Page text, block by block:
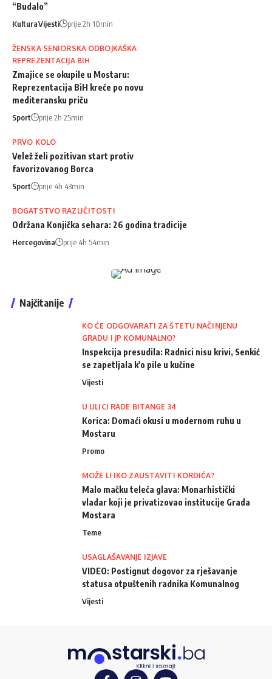
“Budalo”
KulturaVijesti prije 2h 10min
ŽENSKA SENIORSKA ODBOJKAŠKA
REPREZENTACIJA BIH
Zmajice se okupile u Mostaru:
Reprezentacija BiH kreće po novu
mediteransku priču
Sport prije 2h 25min
PRVO KOLO
Velež želi pozitivan start protiv
favorizovanog Borca
Sport prije 4h 43min
BOGATSTVO RAZLIČITOSTI
Održana Konjička sehara: 26 godina tradicije
Hercegovina prije 4h 54min
Najčitanije
KO ĆE ODGOVARATI ZA ŠTETU NAČINJENU
GRADU I JP KOMUNALNO?
Inspekcija presudila: Radnici nisu krivi, Senkić
se zapetljala k'o pile u kučine
Vijesti
U ULICI RADE BITANGE 34
Korica: Domaći okusi u modernom ruhu u
Mostaru
Promo
MOŽE LI IKO ZAUSTAVITI KORDIĆA?
Malo mačku teleća glava: Monarhistički
vladar koji je privatizovao institucije Grada
Mostara
Teme
USAGLAŠAVANJE IZJAVE
VIDEO: Postignut dogovor za rješavanje
statusa otpuštenih radnika Komunalnog
Vijesti